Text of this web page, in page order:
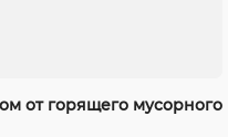
от горящего мусорного